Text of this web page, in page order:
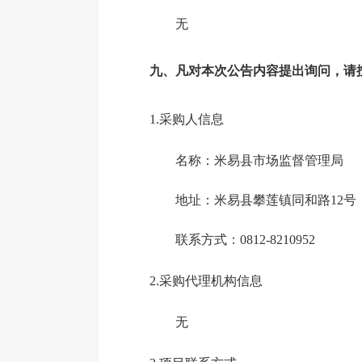
无
九、凡对本次公告内容提出询问，请
1.采购人信息
名称：米易县市场监督管理局
地址：米易县攀莲镇同和路12号
联系方式：0812-8210952
2.采购代理机构信息
无